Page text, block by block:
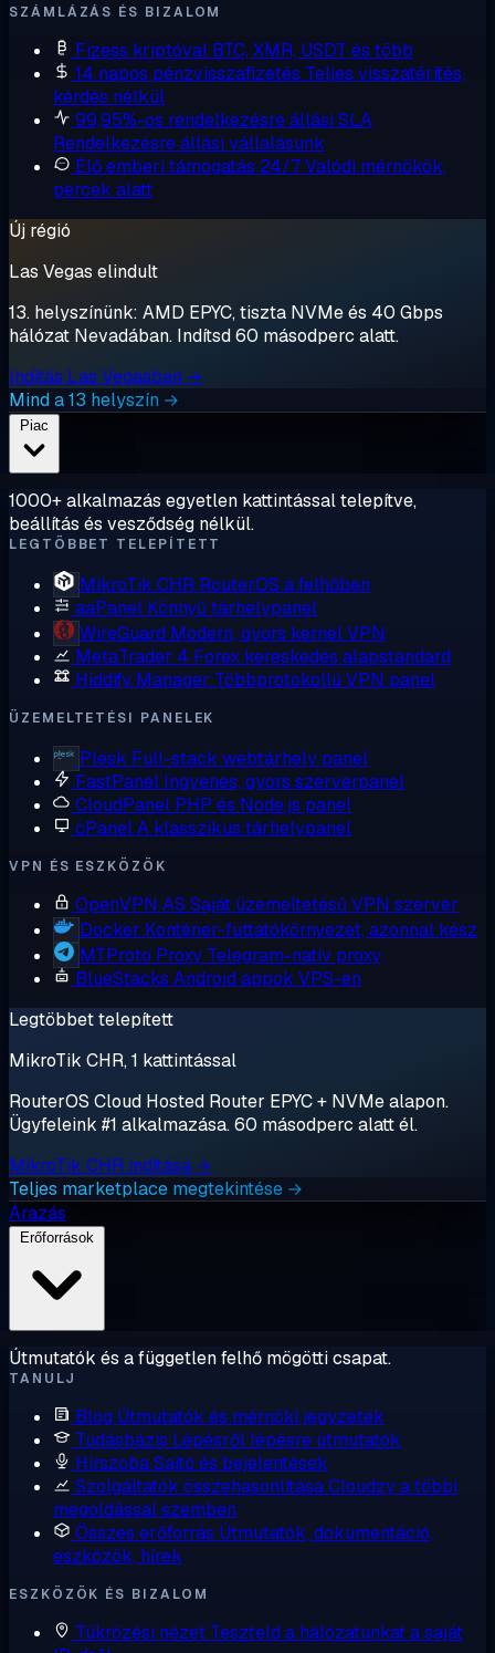
SZÁMLÁZÁS ÉS BIZALOM
Fizess kriptóval BTC, XMR, USDT és több
14 napos pénzvisszafizetés Teljes visszatérítés,
kérdés nélkül
99,95%-os rendelkezésre állási SLA
Rendelkezésre állási vállalásunk
Élő emberi támogatás 24/7Valódi mérnökök,
percek alatt
Új régió
Las Vegas elindult
13. helyszínünk: AMD EPYC, tiszta NVMe és 40 Gbps
hálózat Nevadában. Indítsd 60 másodperc alatt.
Indítás Las Vegasban →
Mind a 13 helyszín →
1000+ alkalmazás egyetlen kattintással telepítve,
beállítás és vesződség nélkül.
LEGTÖBBET TELEPÍTETT
MikroTik CHR RouterOS a felhőben
aaPanel Könnyű tárhelypanel
WireGuard Modern, gyors kernel VPN
MetaTrader 4 Forex kereskedés alapstandard
Hiddify Manager Többprotokollú VPN panel
ÜZEMELTETÉSI PANELEK
Plesk Full-stack webtárhely panel
FastPanel Ingyenes, gyors szerverpanel
CloudPanel PHP és Node.js panel
cPanelA klasszikus tárhelypanel
VPN ÉS ESZKÖZÖK
OpenVPN AS Saját üzemeltetésű VPN szerver
Docker Konténer-futtatókörnyezet, azonnal kész
MTProto Proxy Telegram-natív proxy
BlueStacks Android appok VPS-en
Legtöbbet telepített
MikroTik CHR, 1 kattintással
RouterOS Cloud Hosted Router EPYC + NVMe alapon.
Ügyfeleink #1 alkalmazása. 60 másodperc alatt él.
MikroTik CHR indítása →
Teljes marketplace megtekintése →
Árazás
Útmutatók és a független felhő mögötti csapat.
TANULJ
Blog Útmutatók és mérnöki jegyzetek
Tudásbázis Lépésről lépésre útmutatók
HírszobaSajtó és bejelentések
Szolgáltatók összehasonlításaCloudzy a többi
megoldással szemben
Összes erőforrás Útmutatók, dokumentáció,
eszközök, hírek
ESZKÖZÖK ÉS BIZALOM
Tükrözési nézet Teszteld a hálózatunkat a saját